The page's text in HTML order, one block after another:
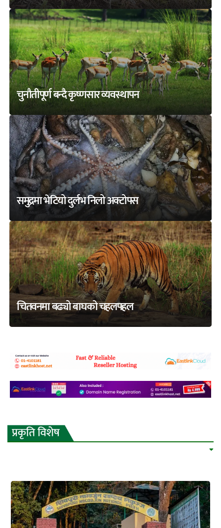
चुनौतीपूर्ण बन्दै कृष्णसार व्यवस्थापन
समुद्रमा भेटियो दुर्लभ निलो अक्टोपस
चितवनमा बढ्यो बाघको चहलपहल